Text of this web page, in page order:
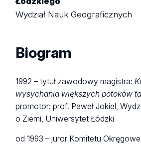
Wydział Nauk Geograficznych
Biogram
1992 – tytuł zawodowy magistra:
wysychania większych potoków
promotor: prof. Paweł Jokiel,
o Ziemi, Uniwersytet Łódzki
od 1993 – juror Komitetu